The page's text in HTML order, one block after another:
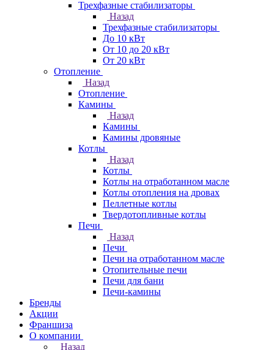
Трехфазные стабилизаторы
Назад
Трехфазные стабилизаторы
До 10 кВт
От 10 до 20 кВт
От 20 кВт
Отопление
Назад
Отопление
Камины
Назад
Камины
Камины дровяные
Котлы
Назад
Котлы
Котлы на отработанном масле
Котлы отопления на дровах
Пеллетные котлы
Твердотопливные котлы
Печи
Назад
Печи
Печи на отработанном масле
Отопительные печи
Печи для бани
Печи-камины
Бренды
Акции
Франшиза
О компании
Назад